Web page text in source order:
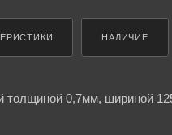
НАЛИЧИЕ
толщиной 0,7мм, шириной